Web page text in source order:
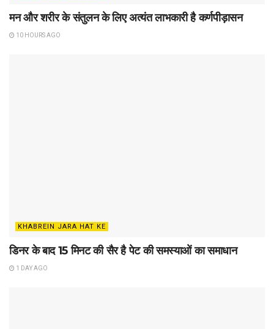
मन और शरीर के संतुलन के लिए अत्यंत लाभकारी है कर्णपीड़ासन
10 HOURS AGO
KHABREIN JARA HAT KE
डिनर के बाद 15 मिनट की सैर है पेट की समस्याओं का समाधान
1 DAY AGO